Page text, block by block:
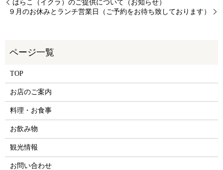
はらこ（イクラ）のご提供について（お知らせ）
９月のお休みとランチ営業日（ご予約をお待ち致しております）
TOP
お店のご案内
料理・お食事
お飲み物
観光情報
お問い合わせ